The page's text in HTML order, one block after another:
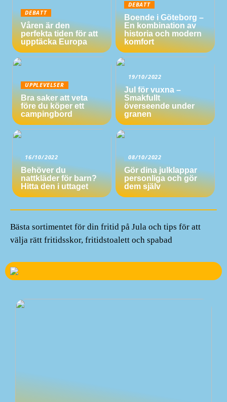
DEBATT
Våren är den
perfekta tiden för att
upptäcka Europa
DEBATT
Boende i Göteborg –
En kombination av
historia och modern
komfort
UPPLEVELSER
Bra saker att veta
före du köper ett
campingbord
19/10/2022
Jul för vuxna –
Smakfullt
överseende under
granen
16/10/2022
Behöver du
nattkläder för barn?
Hitta den i uttaget
08/10/2022
Gör dina julklappar
personliga och gör
dem själv
Bästa sortimentet för din fritid på Jula och tips för att
välja rätt fritidsskor, fritidstoalett och spabad